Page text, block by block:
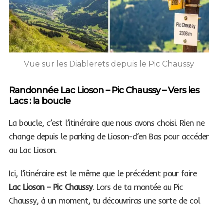
Vue sur les Diablerets depuis le Pic Chaussy
Randonnée Lac Lioson – Pic Chaussy – Vers les
Lacs : la boucle
La boucle, c’est l’itinéraire que nous avons choisi. Rien ne
change depuis le parking de Lioson-d’en Bas pour accéder
au Lac Lioson.
Ici, l’itinéraire est le même que le précédent pour faire
Lac Lioson – Pic Chaussy. Lors de ta montée au Pic
Chaussy, à un moment, tu découvriras une sorte de col